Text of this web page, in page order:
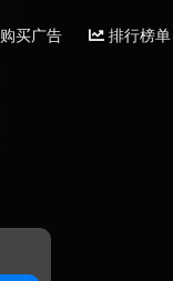
购买广告 排行榜单